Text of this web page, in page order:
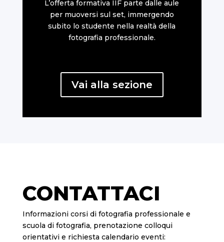
L’offerta formativa IIF parte dalle aule
per muoversi sul set, immergendo
subito lo studente nella realtà della
fotografia professionale.
Vai alla sezione
CONTATTACI
Informazioni corsi di fotografia professionale e
scuola di fotografia, prenotazione colloqui
orientativi e richiesta calendario eventi: